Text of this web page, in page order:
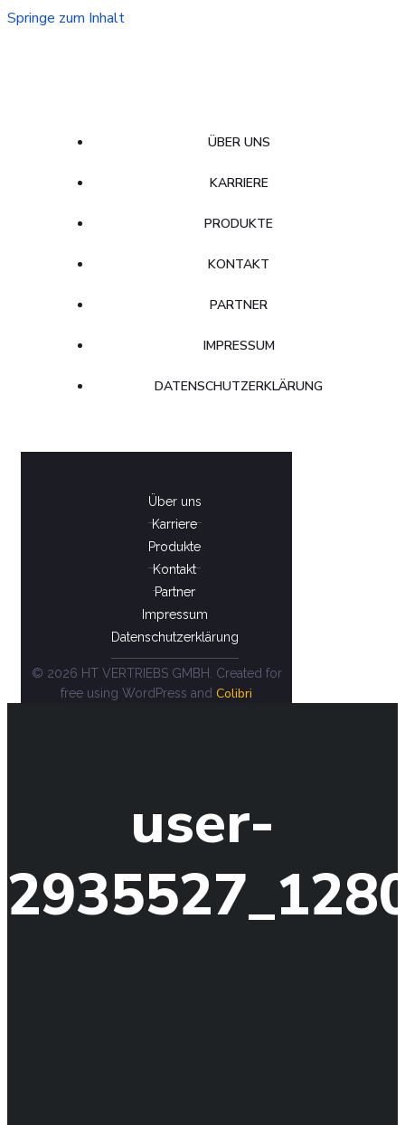
Springe zum Inhalt
ÜBER UNS
KARRIERE
PRODUKTE
KONTAKT
PARTNER
IMPRESSUM
DATENSCHUTZERKLÄRUNG
Über uns
Karriere
Produkte
Kontakt
Partner
Impressum
Datenschutzerklärung
© 2026 HT VERTRIEBS GMBH. Created for
free using WordPress and Colibri
user-